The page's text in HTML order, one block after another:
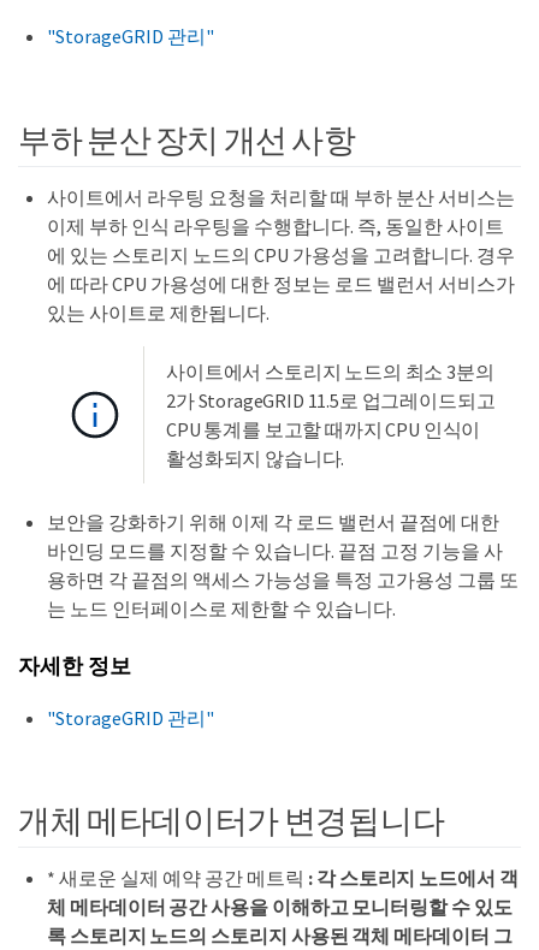
"StorageGRID 관리"
부하 분산 장치 개선 사항
사이트에서 라우팅 요청을 처리할 때 부하 분산 서비스는
이제 부하 인식 라우팅을 수행합니다. 즉, 동일한 사이트
에 있는 스토리지 노드의 CPU 가용성을 고려합니다. 경우
에 따라 CPU 가용성에 대한 정보는 로드 밸런서 서비스가
있는 사이트로 제한됩니다.
사이트에서 스토리지 노드의 최소 3분의
2가 StorageGRID 11.5로 업그레이드되고
CPU 통계를 보고할 때까지 CPU 인식이
활성화되지 않습니다.
보안을 강화하기 위해 이제 각 로드 밸런서 끝점에 대한
바인딩 모드를 지정할 수 있습니다. 끝점 고정 기능을 사
용하면 각 끝점의 액세스 가능성을 특정 고가용성 그룹 또
는 노드 인터페이스로 제한할 수 있습니다.
자세한 정보
"StorageGRID 관리"
개체 메타데이터가 변경됩니다
* 새로운 실제 예약 공간 메트릭 : 각 스토리지 노드에서 객
체 메타데이터 공간 사용을 이해하고 모니터링할 수 있도
록 스토리지 노드의 스토리지 사용된 객체 메타데이터 그